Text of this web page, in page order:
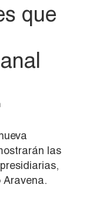
que
las
Aravena.